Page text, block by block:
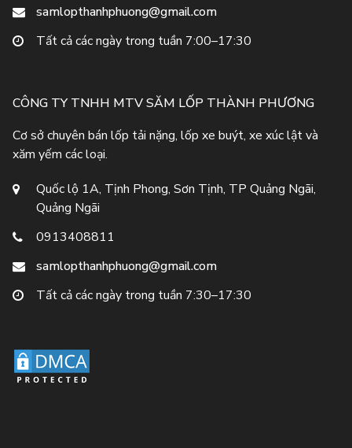
samlopthanhphuong@gmail.com
Tất cả các ngày trong tuần 7:00–17:30
CÔNG TY TNHH MTV SĂM LỐP THÀNH PHƯƠNG
Cơ sở chuyên bán lốp tải nặng, lốp xe buýt, xe xúc lật và
xăm yếm các loại.
Quốc lộ 1A, Tịnh Phong, Sơn Tịnh, TP Quảng Ngãi,
Quảng Ngãi
0913408811
samlopthanhphuong@gmail.com
Tất cả các ngày trong tuần 7:30–17:30